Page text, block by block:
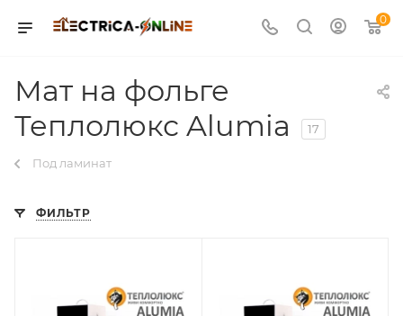
0
Мат на фольге
Теплолюкс Alumia
17
Под ламинат
ФИЛЬТР